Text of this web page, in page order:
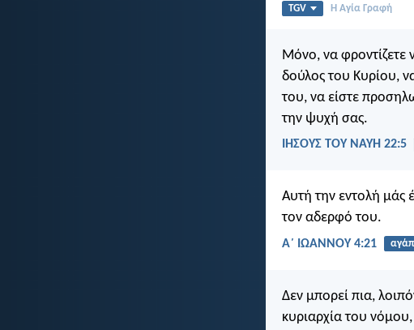
TGV Η Αγία Γραφή
Μόνο, να φροντίζετε
δούλος του Κυρίου,
του, να είστε
την ψυχή σας.
ΙΗΣΟΥΣ ΤΟΥ ΝΑΥΗ 22:5
Αυτή την εντολή μάς
τον αδερφό του.
Α΄ ΙΩΑΝΝΟΥ 4:21
Δεν μπορεί πια,
κυριαρχία του